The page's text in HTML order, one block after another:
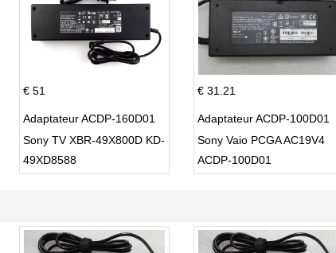
€ 51
Adaptateur ACDP-160D01
Sony TV XBR-49X800D KD-
49XD8588
€ 31.21
Adaptateur ACDP-100D01
Sony Vaio PCGA AC19V4
ACDP-100D01